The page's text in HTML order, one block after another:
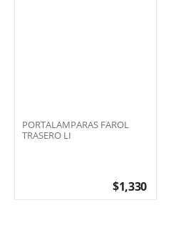
PORTALAMPARAS FAROL
TRASERO LI
$1,330